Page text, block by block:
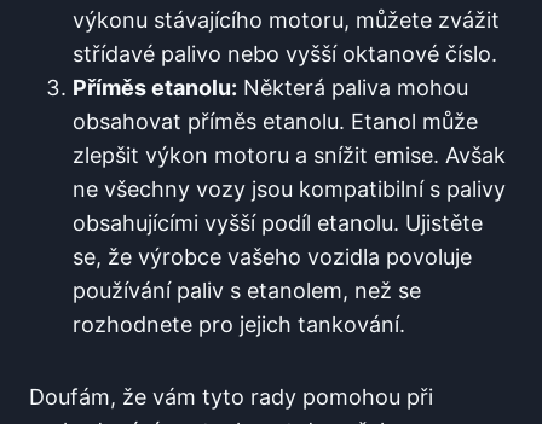
výkonu stávajícího motoru, můžete zvážit
střídavé ‍palivo ⁤nebo vyšší ⁤oktanové číslo.
Příměs etanolu: ⁢Některá paliva mohou
obsahovat příměs etanolu. Etanol může
zlepšit výkon motoru‌ a snížit emise. Avšak
ne všechny⁤ vozy jsou kompatibilní s palivy
obsahujícími ‌vyšší podíl etanolu. Ujistěte
se, že výrobce vašeho⁢ vozidla povoluje
používání paliv s etanolem, než se
rozhodnete‍ pro ‌jejich tankování.
Doufám, že vám tyto rady pomohou při